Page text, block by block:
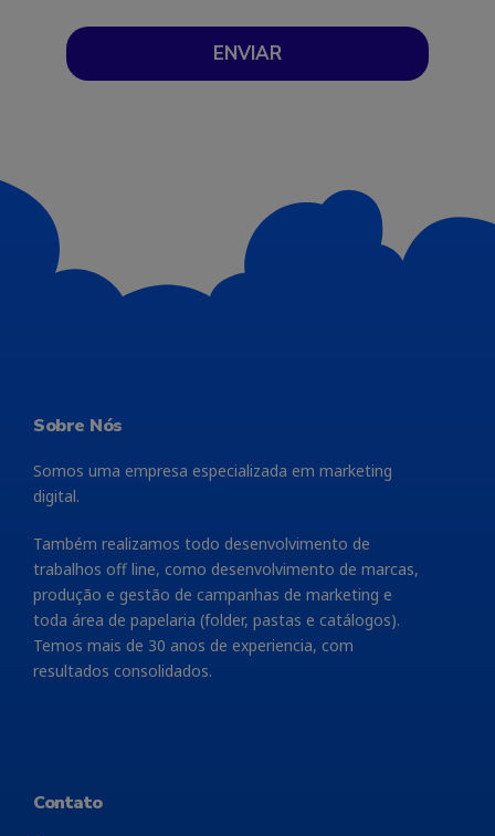
ENVIAR
Sobre Nós
Somos uma empresa especializada em marketing
digital.
Também realizamos todo desenvolvimento de
trabalhos off line, como desenvolvimento de marcas,
produção e gestão de campanhas de marketing e
toda área de papelaria (folder, pastas e catálogos).
Temos mais de 30 anos de experiencia, com
resultados consolidados.
Contato